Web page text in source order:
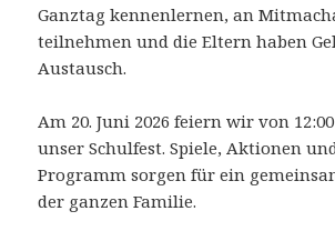
Ganztag kennenlernen, an
teilnehmen und die Eltern haben
Austausch.
Am 20. Juni 2026 feiern wir von
unser Schulfest. Spiele, Aktionen
Programm sorgen für ein
der ganzen Familie.